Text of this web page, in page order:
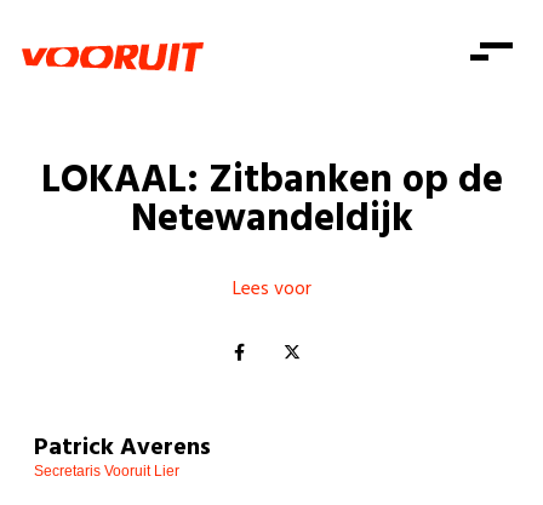
Zorg
Gelijke kansen
Welzijn
Consumentenbescherming
Kinderen en jongeren
Onze mensen
Standpunten
Vacatures
Doe mee
Doe mee
Word lid
Shop
Login
LOKAAL: Zitbanken op de
Netewandeldijk
Lees voor
Patrick Averens
Secretaris Vooruit Lier